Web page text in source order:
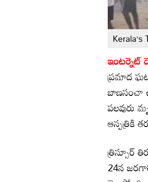
ఇంటర్నెట్
ప్రమాద
బాణసంచా
పలవురు
ఆస్పత్రికి
24న